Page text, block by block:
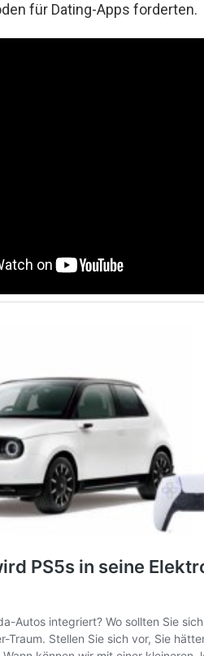
für Dating-Apps forderten.